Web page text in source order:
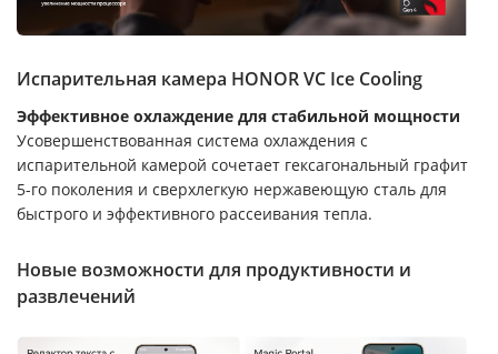
Испарительная камера HONOR VC Ice Cooling
Эффективное охлаждение для стабильной мощности
Усовершенствованная система охлаждения с
испарительной камерой сочетает гексагональный графит
5-го поколения и сверхлегкую нержавеющую сталь для
быстрого и эффективного рассеивания тепла.
Новые возможности для продуктивности и
развлечений